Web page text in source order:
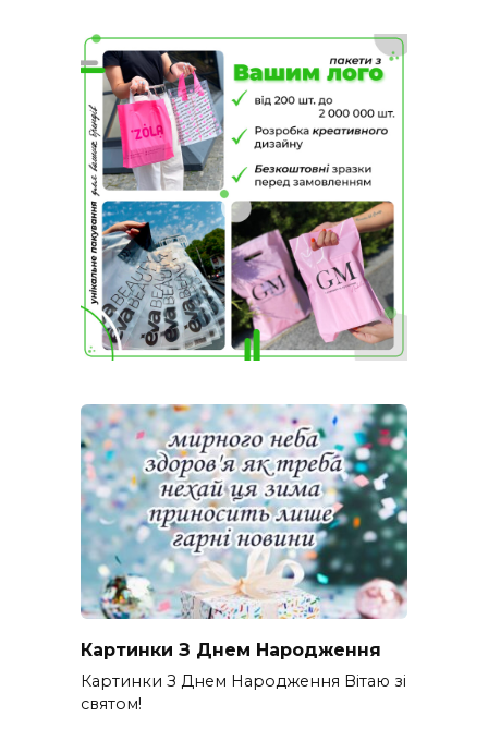
Картинки З Днем Народження
Картинки З Днем Народження Вітаю зі
святом!